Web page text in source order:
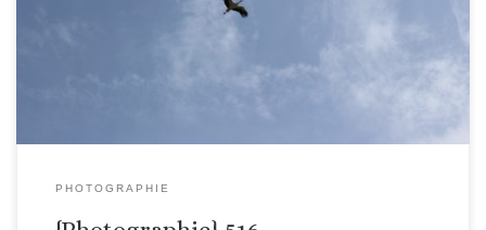
PHOTOGRAPHIE